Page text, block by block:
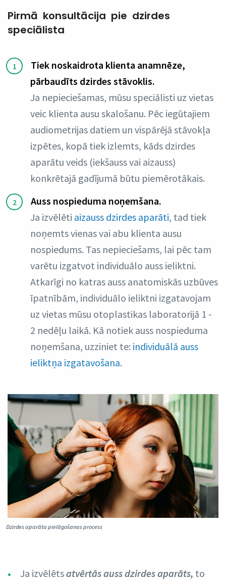
Pirmā konsultācija pie dzirdes
speciālista
Tiek noskaidrota klienta anamnēze,
pārbaudīts dzirdes stāvoklis.
Ja nepieciešamas, mūsu speciālisti uz vietas
veic klienta ausu skalošanu. Pēc iegūtajiem
audiometrijas datiem un vispārējā stāvokļa
izpētes, kopā tiek izlemts, kāds dzirdes
aparātu veids (iekšauss vai aizauss)
konkrētajā gadījumā būtu piemērotākais.
Auss nospieduma noņemšana.
Ja izvēlēti aizauss dzirdes aparāti, tad tiek
noņemts vienas vai abu klienta ausu
nospiedums. Tas nepieciešams, lai pēc tam
varētu izgatvot individuālo auss ieliktni.
Atkarīgi no katras auss anatomiskās uzbūves
īpatnībām, individuālo ieliktni izgatavojam
uz vietas mūsu otoplastikas laboratorijā 1 -
2 nedēļu laikā. Kā notiek auss nospieduma
noņemšana, uzziniet te: individuālā auss
ieliktņa izgatavošana.
Dzirdes aparāta pielāgošanas process
Ja izvēlētsatvērtās auss dzirdes aparāts, to